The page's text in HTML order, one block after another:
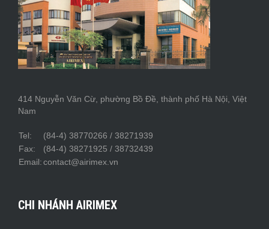
414 Nguyễn Văn Cừ, phường Bồ Đề, thành phố Hà Nội, Việt
Nam
Tel:
(84-4) 38770266 / 38271939
Fax:
(84-4) 38271925 / 38732439
Email:contact@airimex.vn
CHI NHÁNH AIRIMEX